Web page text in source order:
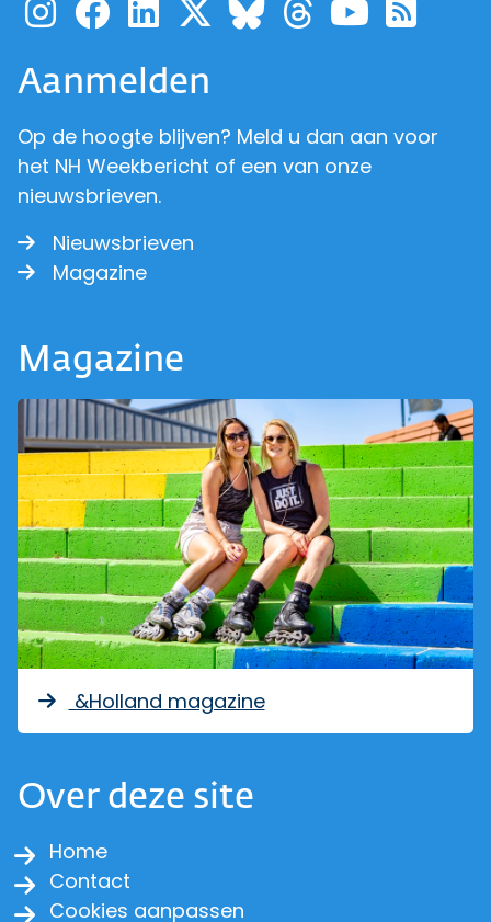
Ga naar de pagina van
Ga naar de pagina
Ga naar de
Ga naar de
Ga naar de
Ga naar
Ga
Aanmelden
Op de hoogte blijven? Meld u dan aan voor
het NH Weekbericht of een van onze
nieuwsbrieven.
Nieuwsbrieven
Magazine
Magazine
&Holland magazine
Over deze site
Home
Contact
Cookies aanpassen